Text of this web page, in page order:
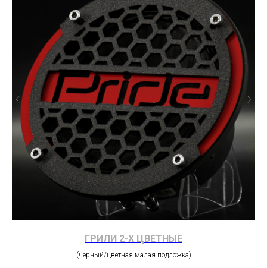
ГРИЛИ 2-Х ЦВЕТНЫЕ
(черный/цветная малая подложка)